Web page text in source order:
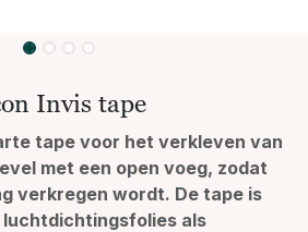
Invis tape
tape voor het verkleven van
met een open voeg, zodat
verkregen wordt. De tape is
als